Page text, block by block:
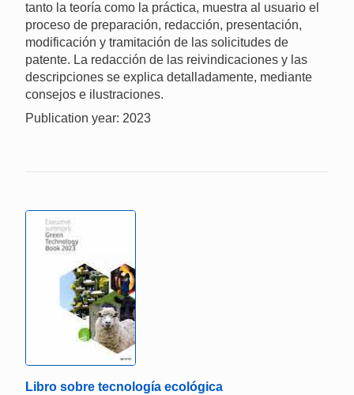
tanto la teoría como la práctica, muestra al usuario el
proceso de preparación, redacción, presentación,
modificación y tramitación de las solicitudes de
patente. La redacción de las reivindicaciones y las
descripciones se explica detalladamente, mediante
consejos e ilustraciones.
Publication year: 2023
Libro sobre tecnología ecológica